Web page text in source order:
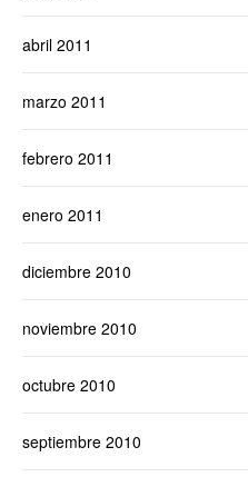
abril 2011
marzo 2011
febrero 2011
enero 2011
diciembre 2010
noviembre 2010
octubre 2010
septiembre 2010